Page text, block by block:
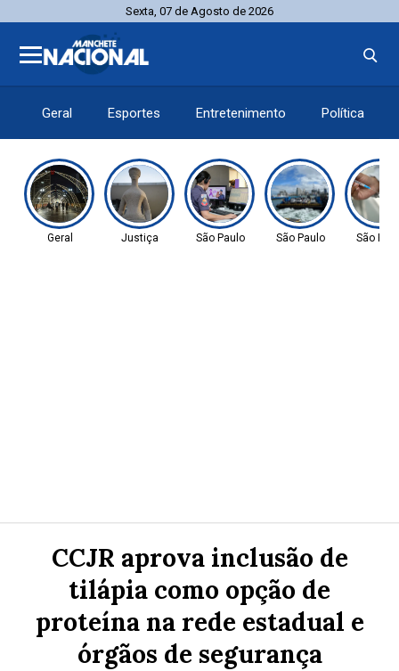
Sexta, 07 de Agosto de 2026
Geral Esportes Entretenimento Política
Geral Justiça São Paulo São Paulo São
CCJR aprova inclusão de
tilápia como opção de
proteína na rede estadual e
órgãos de segurança